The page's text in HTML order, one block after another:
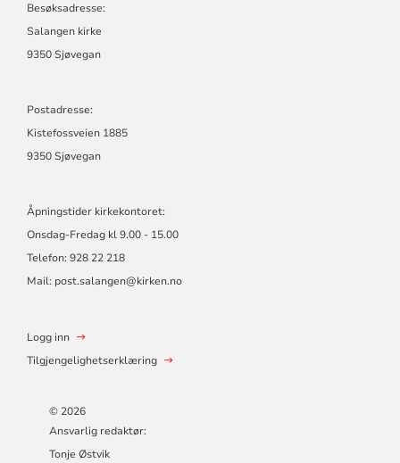
Besøksadresse:
Salangen kirke
9350 Sjøvegan
Postadresse:
Kistefossveien 1885
9350 Sjøvegan
Åpningstider kirkekontoret:
Onsdag-Fredag kl 9.00 - 15.00
Telefon: 928 22 218
Mail: post.salangen@kirken.no
Logg inn
Tilgjengelighetserklæring
© 2026
Ansvarlig redaktør:
Tonje Østvik